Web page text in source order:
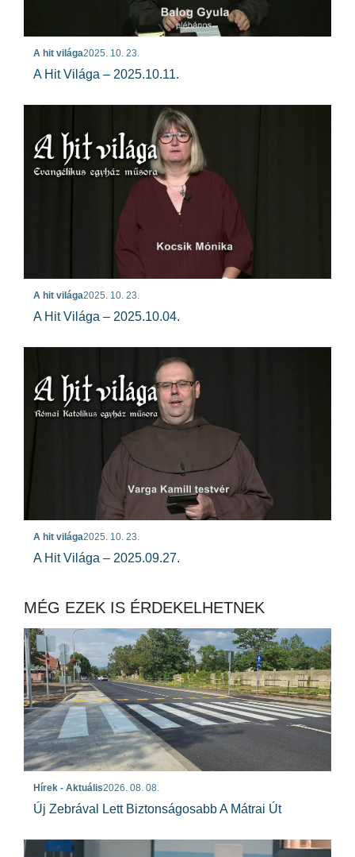
A hit világa2025. 10. 23.
A Hit Világa – 2025.10.11.
A hit világa2025. 10. 23.
A Hit Világa – 2025.10.04.
A hit világa2025. 10. 23.
A Hit Világa – 2025.09.27.
MÉG EZEK IS ÉRDEKELHETNEK
Hírek - Aktuális2026. 08. 08.
Új Zebrával Lett Biztonságosabb A Mátrai Út